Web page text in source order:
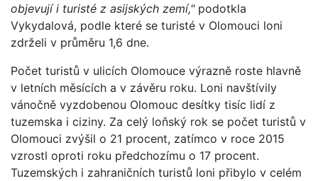
objevují i turisté z asijských zemí,"podotkla
Vykydalová, podle které se turisté v Olomouci loni
zdrželi v průměru 1,6 dne.
Počet turistů v ulicích Olomouce výrazně roste hlavně
v letních měsících a v závěru roku. Loni navštívily
vánočně vyzdobenou Olomouc desítky tisíc lidí z
tuzemska i ciziny. Za celý loňský rok se počet turistů v
Olomouci zvýšil o 21 procent, zatímco v roce 2015
vzrostl oproti roku předchozímu o 17 procent.
Tuzemských i zahraničních turistů loni přibylo v celém